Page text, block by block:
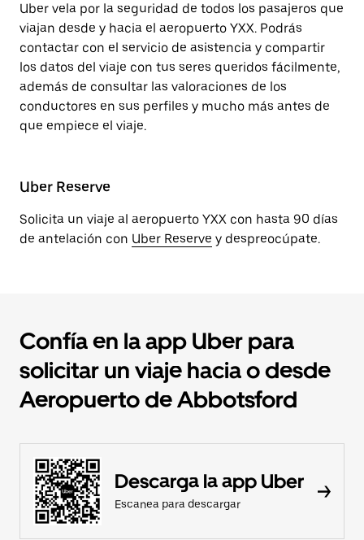
Uber vela por la seguridad de todos los pasajeros que
viajan desde y hacia el aeropuerto YXX. Podrás
contactar con el servicio de asistencia y compartir
los datos del viaje con tus seres queridos fácilmente,
además de consultar las valoraciones de los
conductores en sus perfiles y mucho más antes de
que empiece el viaje.
Uber Reserve
Solicita un viaje al aeropuerto YXX con hasta 90 días
de antelación con Uber Reserve y despreocúpate.
Confía en la app Uber para
solicitar un viaje hacia o desde
Aeropuerto de Abbotsford
Descarga la app Uber
Escanea para descargar